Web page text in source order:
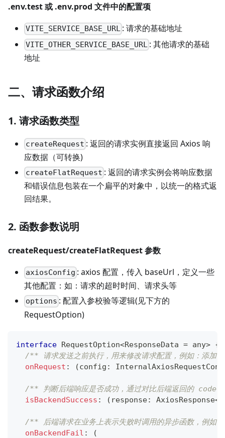
.env.test 或 .env.prod 文件中的配置项
VITE_SERVICE_BASE_URL : 请求的基础地址
VITE_OTHER_SERVICE_BASE_URL : 其他请求的基础
地址
二、请求函数介绍
1. 请求函数类型
createRequest : 返回的请求实例直接返回 Axios 响
应数据（可转换)
createFlatRequest : 返回的请求实例会将响应数据
和错误信息包装在一个扁平的对象中，以统一的格式返
回结果。
2. 函数参数说明
createRequest/createFlatRequest 参数
axiosConfig : axios 配置，传入 baseUrl，定义一些
其他配置：如：请求的超时时间、请求头等
options : 配置入参校验等逻辑(见下方的
RequestOption)
interface RequestOption<ResponseData = any> {
/** 请求发送之前执行，用来修改请求配置，例如：添
onRequest : (config :
/** 判断后端响应是否成功，通过对比后端返回的 code
isBackendSuccess : ( response: AxiosResponse<
/** 后端请求在业务上表示失败时调用的异步函数，例
onBackendFail :
(